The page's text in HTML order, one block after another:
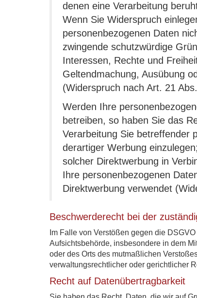
denen eine Verarbeitung
Wenn Sie Widerspruch
personenbezogenen Daten
zwingende schutzwürdige
Interessen, Rechte und
Geltendmachung, Ausübung
(Widerspruch nach Art. 21
Werden Ihre
betreiben, so haben Sie das
Verarbeitung Sie betreffender
derartiger Werbung
solcher Direktwerbung in
Ihre personenbezogenen
Direktwerbung verwendet
Beschwerderecht bei der
Im Falle von Verstößen gegen die
Aufsichtsbehörde, insbesondere in dem
oder des Orts des mutmaßlichen
verwaltungsrechtlicher oder gerichtlicher
Recht auf Datenübertragbarkeit